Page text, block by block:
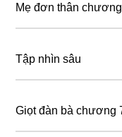
Mẹ đơn thân
Tập nhìn sâu
Giọt đàn bà chương